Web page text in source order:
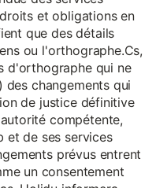
et obligations en
que des détails
ou l'orthographe.Cs,
d'orthographe qui ne
changements qui
de justice définitive
compétente,
et de ses services
prévus entrent
un consentement